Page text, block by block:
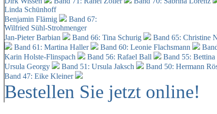
Linda Schünhoff
Benjamin Flämig
Band 67:
Wilfried Sühl-Strohmenger
Jan-Pieter Barbian
Band 66: Tina Schurig
Band 65: Christine
Band 61: Martina Haller
Band 60: Leonie Flachsmann
Karin Holste-Flinspach
Band 56: Rafael Ball
Band 55:
Ursula Georgy
Band 51: Ursula Jaksch Band 50: Hermann
Band 47: Eike Kleiner
Bestellen Sie jetzt online!